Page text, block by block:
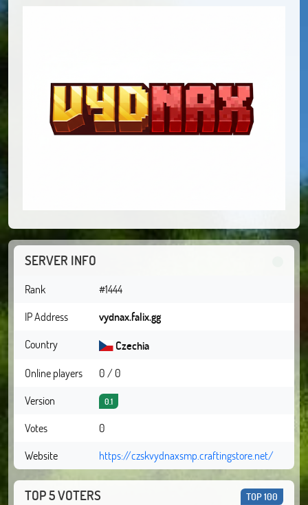
SERVER INFO
Rank
#1444
IP Address
vydnax.falix.gg
Country
Czechia
Online players
0 / 0
Version
0.1
Votes
0
Website
https://czskvydnaxsmp.craftingstore.net/
TOP 5 VOTERS TOP 100